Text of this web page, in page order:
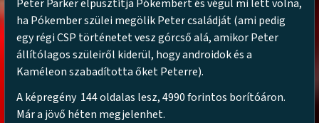
Peter Parker elpusztítja Pókembert és végül mi lett volna,
ha Pókember szülei megölik Peter családját (ami pedig
egy régi CSP történetet vesz górcső alá, amikor Peter
állítólagos szüleiről kiderül, hogy androidok és a
Kaméleon szabadította őket Peterre).
A képregény 144 oldalas lesz, 4990 forintos borítóáron.
Már a jövő héten megjelenhet.